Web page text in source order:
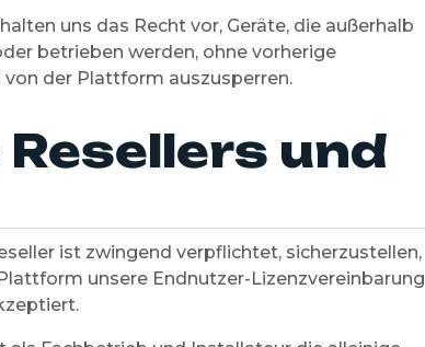
uns das Recht vor, Geräte, die außerhalb
betrieben werden, ohne vorherige
der Plattform auszusperren.
und
ist zwingend verpflichtet, sicherzustellen,
unsere Endnutzer-Lizenzvereinbarung